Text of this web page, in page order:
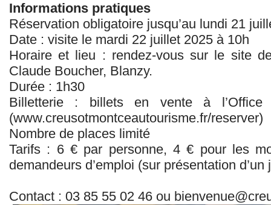
Informations pratiques
Réservation obligatoire jusqu’au lundi 21
Date : visite le mardi 22 juillet 2025 à 10h
Horaire et lieu : rendez-vous sur le site
Claude Boucher, Blanzy.
Durée : 1h30
Billetterie : billets en vente à
(www.creusotmontceautourisme.fr/reserver)
Nombre de places limité
Tarifs : 6 € par personne, 4 € pour les
demandeurs d’emploi (sur présentation d’un
Contact : 03 85 55 02 46 ou